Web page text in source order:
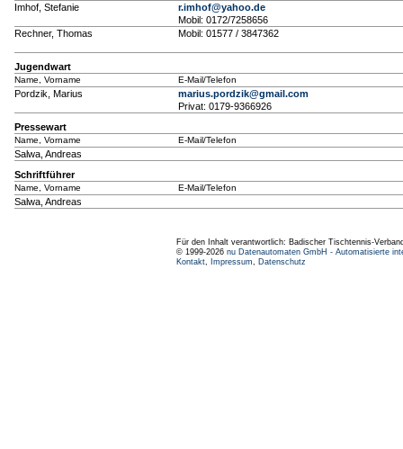
Imhof, Stefanie
r.imhof@yahoo.de
Mobil: 0172/7258656
Rechner, Thomas
Mobil: 01577 / 3847362
Jugendwart
Name, Vorname E-Mail/Telefon
Pordzik, Marius
marius.pordzik@gmail.com
Privat: 0179-9366926
Pressewart
Name, Vorname E-Mail/Telefon
Salwa, Andreas
Schriftführer
Name, Vorname E-Mail/Telefon
Salwa, Andreas
Für den Inhalt verantwortlich: Badischer Tischtennis-
© 1999-2026 nu Datenautomaten GmbH - Automatisierte
Kontakt, Impressum, Datenschutz